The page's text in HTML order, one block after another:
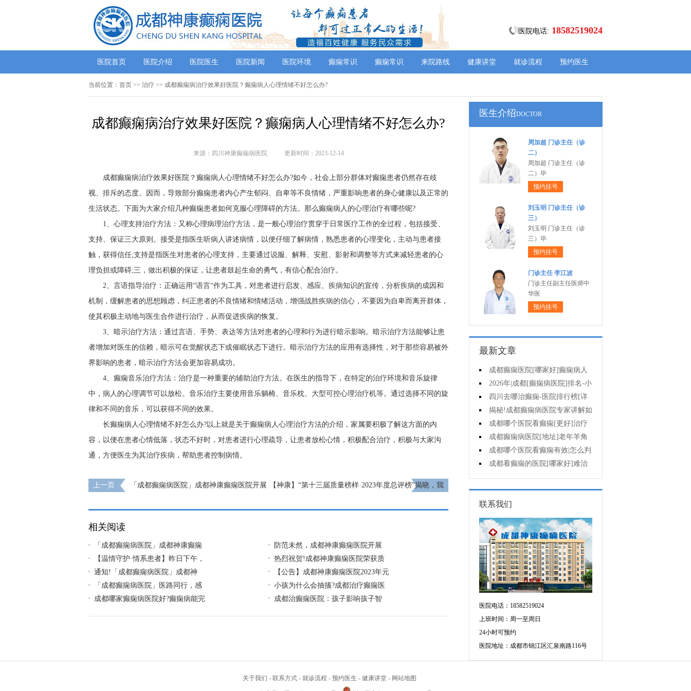
医院电话: 18582519024
医院首页 医院介绍 医院医生 医院新闻 医院环境 癫痫常识 癫痫常识 来院路线 健康讲堂 就诊流程 预约医生
当前位置： 首页 >> 治疗 >> 成都癫痫病治疗效果好医院？癫痫病人心理情绪不好怎么办?
成都癫痫病治疗效果好医院？癫痫病人心理情绪不好怎么办?
来源：四川神康癫痫病医院 更新时间：2023-12-14
成都癫痫病治疗效果好医院？癫痫病人心理情绪不好怎么办?如今，社会上部分群体对癫痫患者仍然存在歧
视、排斥的态度。因而，导致部分癫痫患者内心产生郁闷、自卑等不良情绪，严重影响患者的身心健康以及正常的
生活状态。下面为大家介绍几种癫痫患者如何克服心理障碍的方法。那么癫痫病人的心理治疗有哪些呢?
1、心理支持治疗方法：又称心理病理治疗方法，是一般心理治疗贯穿于日常医疗工作的全过程，包括接受、
支持、保证三大原则。接受是指医生听病人讲述病情，以便仔细了解病情，熟悉患者的心理变化，主动与患者接
触，获得信任;支持是指医生对患者的心理支持，主要通过说服、解释、安慰、影射和调整等方式来减轻患者的心
理负担或障碍;三，做出积极的保证，让患者鼓起生命的勇气，有信心配合治疗。
2、言语指导治疗：正确运用“语言“作为工具，对患者进行启发、感应、疾病知识的宣传，分析疾病的成因和
机制，缓解患者的思想顾虑，纠正患者的不良情绪和情绪活动，增强战胜疾病的信心，不要因为自卑而离开群体，
使其积极主动地与医生合作进行治疗，从而促进疾病的恢复。
3、暗示治疗方法：通过言语、手势、表达等方法对患者的心理和行为进行暗示影响。暗示治疗方法能够让患
者增加对医生的信赖，暗示可在觉醒状态下或催眠状态下进行。暗示治疗方法的应用有选择性，对于那些容易被外
界影响的患者，暗示治疗方法会更加容易成功。
4、癫痫音乐治疗方法：治疗是一种重要的辅助治疗方法。在医生的指导下，在特定的治疗环境和音乐旋律
中，病人的心理调节可以放松。音乐治疗主要使用音乐躺椅、音乐枕、大型可控心理治疗机等。通过选择不同的旋
律和不同的音乐，可以获得不同的效果。
长癫痫病人心理情绪不好怎么办?以上就是关于癫痫病人心理治疗方法的介绍，家属要积极了解这方面的内
容，以便在患者心情低落，状态不好时，对患者进行心理疏导，让患者放松心情，积极配合治疗，积极与大家沟
通，方便医生为其治疗疾病，帮助患者控制病情。
上一页
「成都癫痫病医院」成都神康癫痫医院开展
【神康】“第十三届质量榜样·2023年度总评榜”揭晓，我
相关阅读
「成都癫痫病医院」成都神康癫痫
防范未然，成都神康癫痫医院开展
【温情守护·情系患者】昨日下午，
热烈祝贺!成都神康癫痫医院荣获质
通知!​「成都癫痫病医院」成都神
【公告】成都神康癫痫医院2023年元
「成都癫痫病医院」医路同行，感
小孩为什么会抽搐?成都治疗癫痫医
成都哪家癫痫病医院好?癫痫病能完
成都治癫痫医院：孩子影响孩子智
医生介绍DOCTOR
周加超 门诊主任（诊
二）
周加超 门诊主任（诊
二）毕
预约挂号
刘玉明 门诊主任（诊
三）
刘玉明 门诊主任（诊
三）毕
预约挂号
门诊主任 李江波
门诊主任副主任医师中
华医
预约挂号
最新文章
成都癫痫医院[哪家好]癫痫病人
能活多久?
2026年|成都[癫痫病医院]排名-小
儿癫痫症状是什么?
四川去哪治癫痫-医院排行榜[详
细排名]儿童癫痫治疗要注意什么?
揭秘!成都癫痫病医院专家讲解如
何避免癫痫病的遗传给孩子?
成都哪个医院看癫痫[更好]治疗
癫痫的药物不良反应是什么?
成都癫痫病医院[地址]老年羊角
风心理怎么调整?
成都哪个医院看癫痫有效|怎么判
断癫痫有没有发作?
成都看癫痫的医院[哪家好]难治
性癫痫怎么治疗呢?
联系我们
医院电话：18582519024
上班时间：周一至周日
24小时可预约
医院地址：成都市锦江区汇泉南路116号
关于我们 - 联系方式 - 就诊流程 - 预约医生 - 健康讲堂 - 网站地图